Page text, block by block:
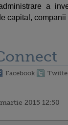
a
capital,
Facebook
martie 2015 12:50